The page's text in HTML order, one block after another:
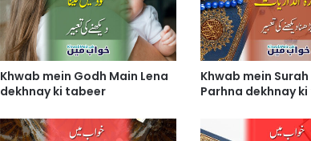
Khwab mein Godh Main Lena
dekhnay ki tabeer
Khwab mein
Parhna dekhnay